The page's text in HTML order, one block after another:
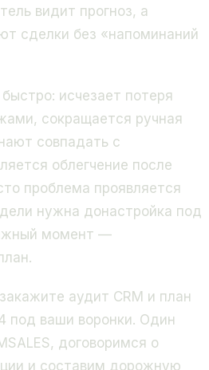
видит прогноз, а
сделки без «напоминаний
исчезает потеря
сокращается ручная
совпадать с
облегчение после
проблема проявляется
нужна донастройка под
момент —
аудит CRM и план
под ваши воронки. Один
договоримся о
и составим дорожную